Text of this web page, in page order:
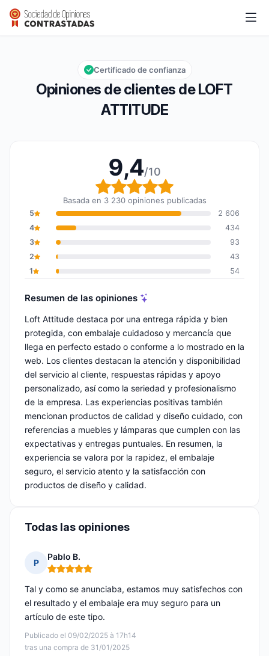
LOFT ATTITUDE
Calificación global: 9,4 de 10
9,4/10
Opiniones de clientes de LOFT
ATTITUDE
Certificado de confianza
9,4/10
Calificación global: 9,4
Basada en 3 230 opiniones publicadas
5
2 606
4
434
3
93
2
43
1
54
Resumen de las opiniones
Loft Attitude destaca por una entrega rápida y bien
protegida, con embalaje cuidadoso y mercancía que
llega en perfecto estado o conforme a lo mostrado en la
web. Los clientes destacan la atención y disponibilidad
del servicio al cliente, respuestas rápidas y apoyo
personalizado, así como la seriedad y profesionalismo
de la empresa. Las experiencias positivas también
mencionan productos de calidad y diseño cuidado, con
referencias a muebles y lámparas que cumplen con las
expectativas y entregas puntuales. En resumen, la
experiencia se valora por la rapidez, el embalaje
seguro, el servicio atento y la satisfacción con
productos de diseño y calidad.
Todas las opiniones
P
Pablo B.
Nota: 5 de 5
Publicado el 09/02/2025 à 17h14
tras una compra de 31/01/2025
Tal y como se anunciaba, estamos muy satisfechos con
el resultado y el embalaje era muy seguro para un
artículo de este tipo.